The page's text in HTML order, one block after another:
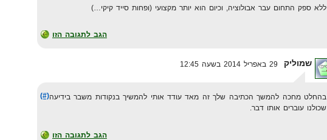
ללא ספק התחום עבר אבולוציה, וכיום הוא יותר מקצועי (ופחות סייד קיקי…)
הגב לתגובה הזו
שמוליק
(#)בהחלט מחכה להמשך הכתיבה שלך זה מאד עודד אותי להמשיך בנקודות משבר בידיעה
שכולנו עוברים אותו דבר.
הגב לתגובה הזו